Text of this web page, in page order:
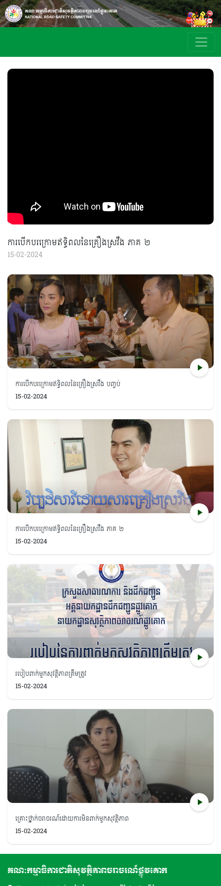
ការបើកបរក្រោមឥទ្ធិពលនៃគ្រឿងស្រវឹង ភាគ ២
15-02-2024
ការបើកបរក្រោមឥទ្ធិពលនៃគ្រឿងស្រវឹង បញ្ចប់
15-02-2024
ការបើកបរក្រោមឥទ្ធិពលនៃគ្រឿងស្រវឹង ភាគ ២
15-02-2024
របៀបពាក់មួកសុវត្ថិភាពត្រឹមត្រូវ
15-02-2024
គ្រោះថ្នាក់ចរាចរណ៍ដោយការមិនពាក់មួកសុវត្ថិភាព
15-02-2024
គណៈកម្មាធិការជាតិសុវត្ថិភាពចរាចរណ៍ផ្លូវគោក